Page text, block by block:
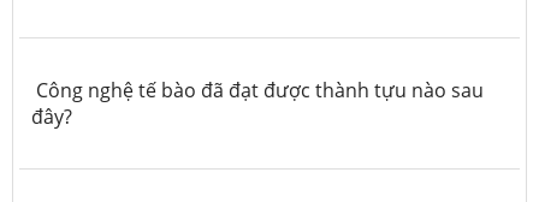
Công nghệ tế bào đã đạt được thành tựu nào sau
đây?